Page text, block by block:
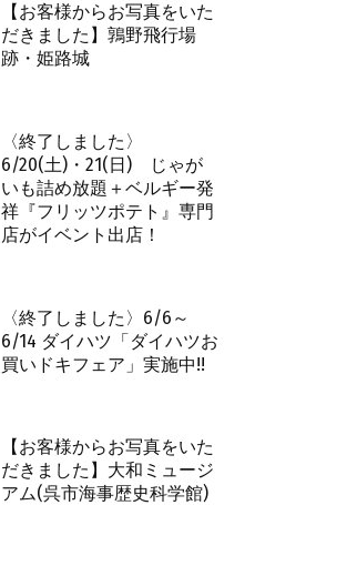
【お客様からお写真をいた
だきました】鶉野飛行場
跡・姫路城
〈終了しました〉
6/20(土)・21(日) じゃが
いも詰め放題＋ベルギー発
祥『フリッツポテト』専門
店がイベント出店！
〈終了しました〉6/6～
6/14 ダイハツ「ダイハツお
買いドキフェア」実施中!!
【お客様からお写真をいた
だきました】大和ミュージ
アム(呉市海事歴史科学館)